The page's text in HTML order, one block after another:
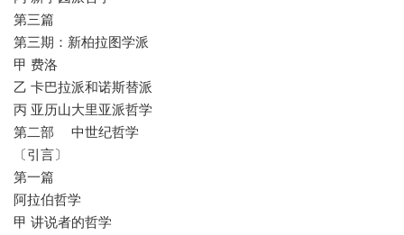
第三篇
第三期：新柏拉图学派
甲 费洛
乙 卡巴拉派和诺斯替派
丙 亚历山大里亚派哲学
第二部 中世纪哲学
〔引言〕
第一篇
阿拉伯哲学
甲 讲说者的哲学